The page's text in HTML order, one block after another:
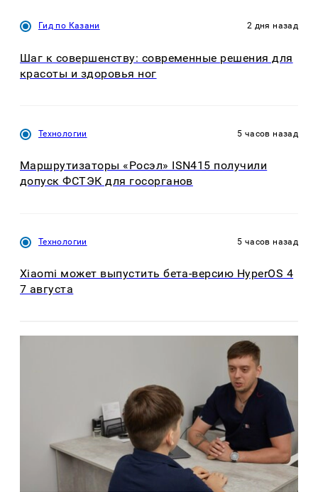
Гид по Казани 2 дня назад
Шаг к совершенству: современные решения для
красоты и здоровья ног
Технологии 5 часов назад
Маршрутизаторы «Росэл» ISN415 получили
допуск ФСТЭК для госорганов
Технологии 5 часов назад
Xiaomi может выпустить бета-версию HyperOS 4
7 августа